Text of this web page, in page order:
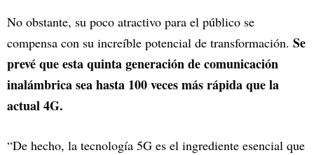
No obstante, su poco atractivo para el público se
compensa con su increíble potencial de transformación. Se
prevé que esta quinta generación de comunicación
inalámbrica sea hasta 100 veces más rápida que la
actual 4G.
“De hecho, la tecnología 5G es el ingrediente esencial que